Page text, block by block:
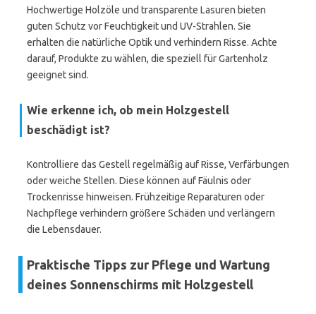
Hochwertige Holzöle und transparente Lasuren bieten
guten Schutz vor Feuchtigkeit und UV-Strahlen. Sie
erhalten die natürliche Optik und verhindern Risse. Achte
darauf, Produkte zu wählen, die speziell für Gartenholz
geeignet sind.
Wie erkenne ich, ob mein Holzgestell
beschädigt ist?
Kontrolliere das Gestell regelmäßig auf Risse, Verfärbungen
oder weiche Stellen. Diese können auf Fäulnis oder
Trockenrisse hinweisen. Frühzeitige Reparaturen oder
Nachpflege verhindern größere Schäden und verlängern
die Lebensdauer.
Praktische Tipps zur Pflege und Wartung
deines Sonnenschirms mit Holzgestell